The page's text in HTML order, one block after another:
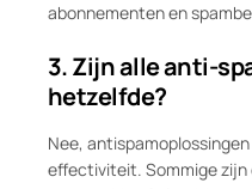
abonnementen en
3. Zijn alle anti-
hetzelfde?
Nee,
effectiviteit. Sommige